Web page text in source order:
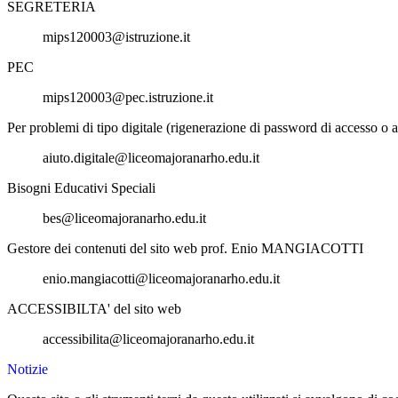
SEGRETERIA
mips120003@istruzione.it
PEC
mips120003@pec.istruzione.it
Per problemi di tipo digitale (rigenerazione di password di accesso o
aiuto.digitale@liceomajoranarho.edu.it
Bisogni Educativi Speciali
bes@liceomajoranarho.edu.it
Gestore dei contenuti del sito web prof. Enio MANGIACOTTI
enio.mangiacotti@liceomajoranarho.edu.it
ACCESSIBILTA' del sito web
accessibilita@liceomajoranarho.edu.it
Notizie